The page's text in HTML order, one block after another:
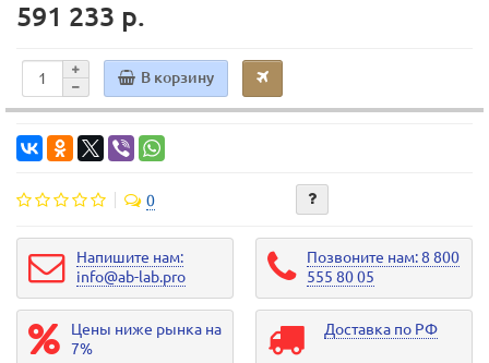
591 233 р.
В корзину
0
Напишите нам:
info@ab-lab.pro
Позвоните нам: 8 800
555 80 05
Цены ниже рынка на
7%
Доставка по РФ